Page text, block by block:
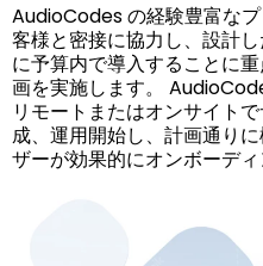
AudioCodes の経験豊富な
客様と密接に協力し、設計
に予算内で導入することに
画を実施します。
リモートまたはオンサイト
成、運用開始し、計画通り
ザーが効果的にオンボーディ